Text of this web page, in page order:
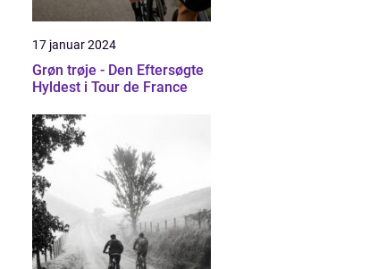
17 januar 2024
Grøn trøje - Den Eftersøgte
Hyldest i Tour de France